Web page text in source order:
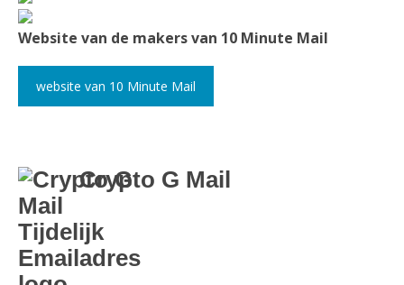
Website van de makers van 10 Minute Mail
website van 10 Minute Mail
Crypto G Mail